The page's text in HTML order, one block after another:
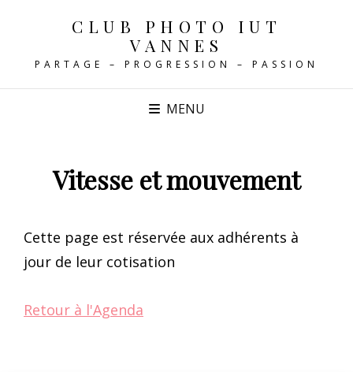
CLUB PHOTO IUT
VANNES
PARTAGE – PROGRESSION – PASSION
MENU
Vitesse et mouvement
Cette page est réservée aux adhérents à
jour de leur cotisation
Retour à l'Agenda